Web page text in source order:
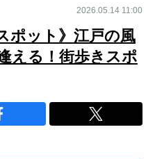
2026.05.14 11:00
ポット》江戸の風
える！街歩きスポ